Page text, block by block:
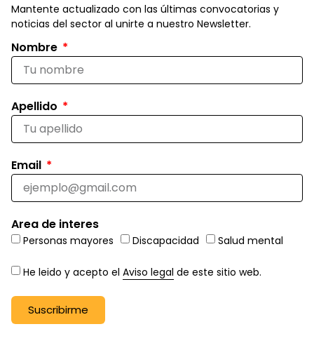
Mantente actualizado con las últimas convocatorias y
noticias del sector al unirte a nuestro Newsletter.
Nombre
Apellido
Email
Area de interes
Personas mayores Discapacidad Salud mental
He leido y acepto el Aviso legal de este sitio web.
Suscribirme